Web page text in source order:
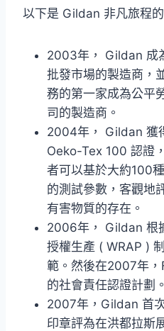
以下是 Gildan 非凡旅程的
2003年， Gildan 成
批發市場的製造商，
務的第一家成為公平
司的製造商。
2004年， Gildan 獲
Oeko-Tex 100 認證
者可以基於大約100
的測試參數，客觀地
有害物質的存在。
2006年， Gildan 根
授權生產 ( WRAP )
範。然後在2007年
的社會責任認證計劃。
2007年，Gildan 首
印章評為在洪都拉斯